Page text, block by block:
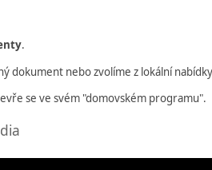
.
dokument nebo zvolíme z lokální
se ve svém "domovském programu".